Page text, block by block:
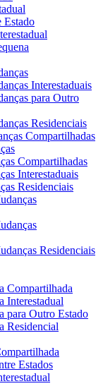
Estado
Interestaduais
para Outro
Residenciais
Compartilhadas
Compartilhadas
Interestaduais
Residenciais
Residenciais
Compartilhada
Interestadual
para Outro Estado
Residencial
Estados